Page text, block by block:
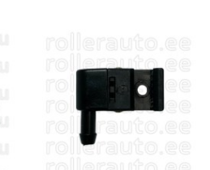
Lisa võrdlusesse
Kiirvaade